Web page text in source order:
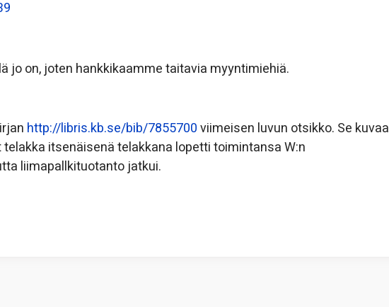
jo on, joten hankkikaamme taitavia myyntimiehiä.
http://libris.kb.se/bib/7855700viimeisen luvun otsikko. Se kuvaa
itsenäisenä telakkana lopetti toimintansa W:n
liimapallkituotanto jatkui.